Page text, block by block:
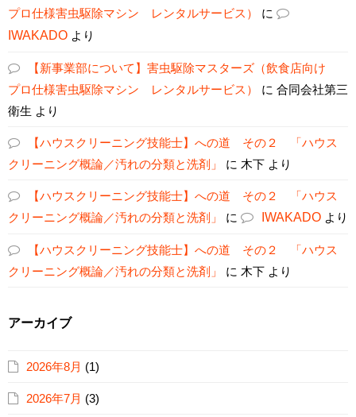
プロ仕様害虫駆除マシン レンタルサービス）
に
IWAKADO より
【新事業部について】害虫駆除マスターズ（飲食店向け
プロ仕様害虫駆除マシン レンタルサービス）
に 合同会社第三
衛生 より
【ハウスクリーニング技能士】への道 その２ 「ハウス
クリーニング概論／汚れの分類と洗剤」
に 木下 より
【ハウスクリーニング技能士】への道 その２ 「ハウス
クリーニング概論／汚れの分類と洗剤」
に IWAKADO より
【ハウスクリーニング技能士】への道 その２ 「ハウス
クリーニング概論／汚れの分類と洗剤」
に 木下 より
アーカイブ
2026年8月 (1)
2026年7月 (3)